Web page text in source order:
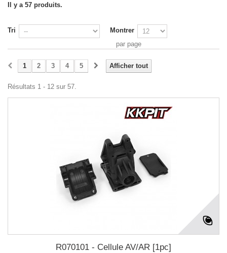
Il y a 57 produits.
Tri
Montrer
par page
Afficher tout
1 2 3 4 5
Résultats 1 - 12 sur 57.
R070101 - Cellule AV/AR [1pc]